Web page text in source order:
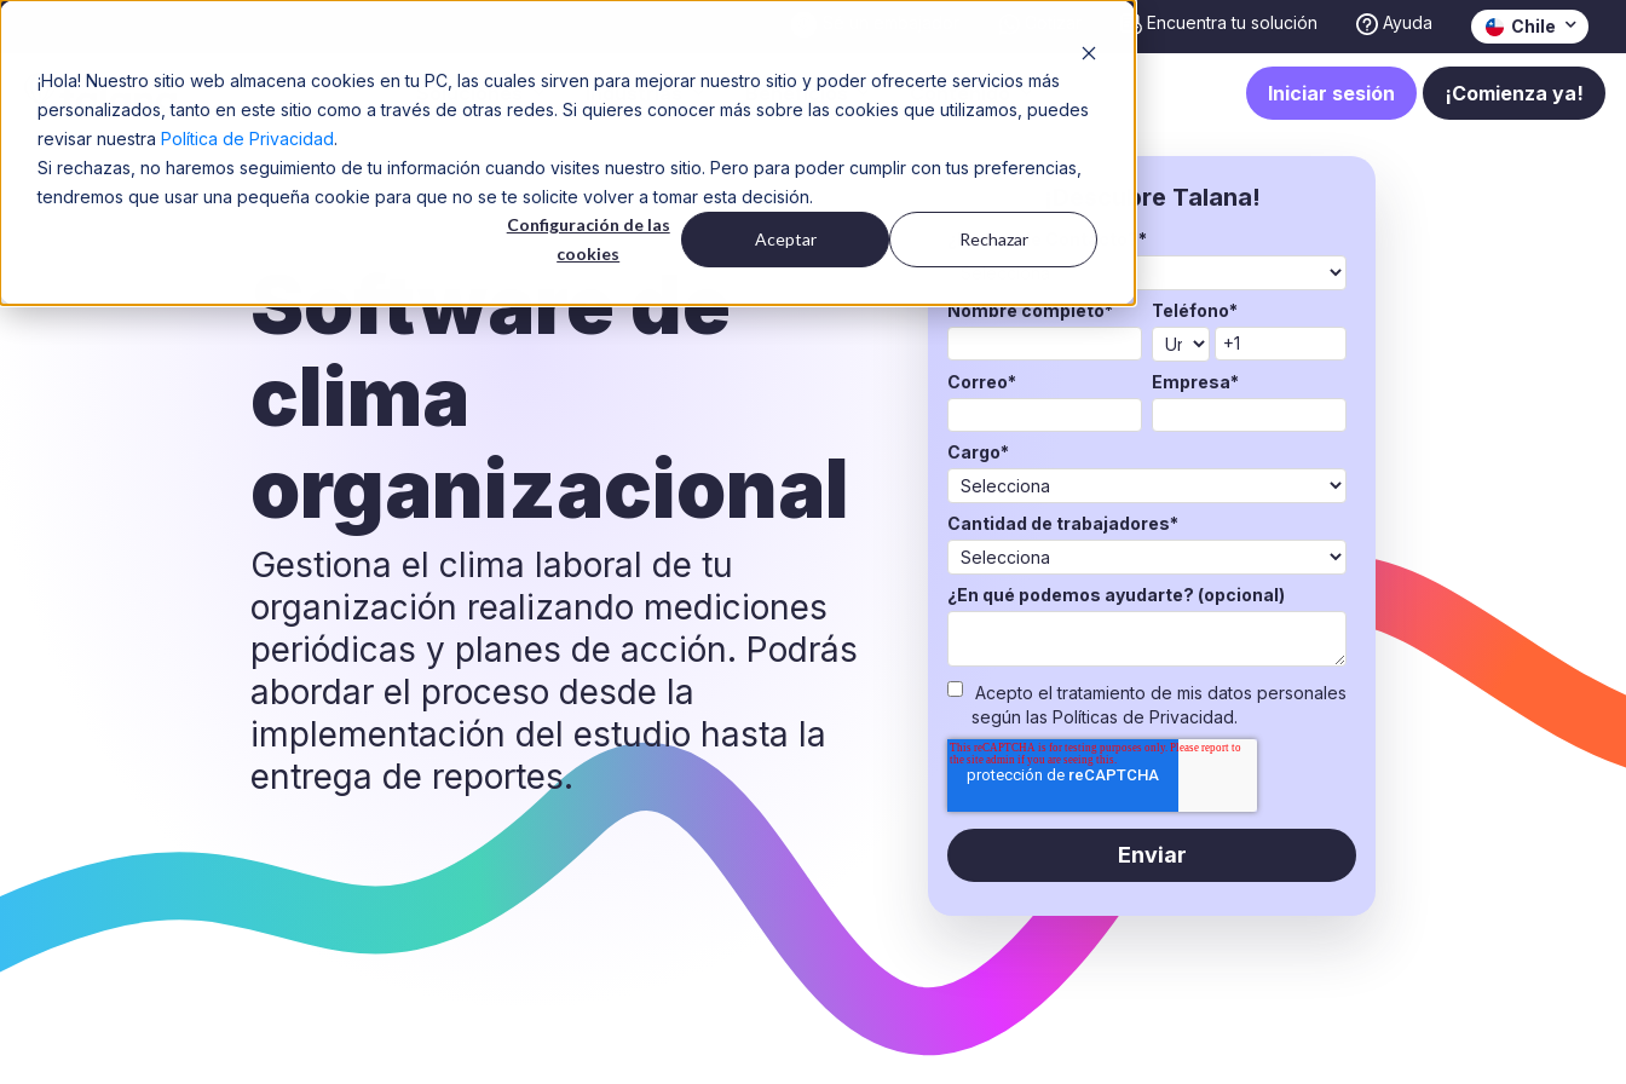
¡Hola! Nuestro sitio web almacena cookies en tu PC, las cuales sirven para mejorar nuestro sitio y poder ofrecerte servicios más
personalizados, tanto en este sitio como a través de otras redes. Si quieres conocer más sobre las cookies que utilizamos, puedes
revisar nuestra Política de Privacidad.
Si rechazas, no haremos seguimiento de tu información cuando visites nuestro sitio. Pero para poder cumplir con tus preferencias,
tendremos que usar una pequeña cookie para que no se te solicite volver a tomar esta decisión.
Configuración de las
cookies
Aceptar Rechazar
Encuentra tu solución Ayuda Chile
Soluciones Industrias Beneficios Contenido Iniciar sesión ¡Comienza ya!
Software de
clima
organizacional
Gestiona el clima laboral de tu
organización realizando mediciones
periódicas y planes de acción. Podrás
abordar el proceso desde la
implementación del estudio hasta la
entrega de reportes.
¡Descubre Talana!
¿Motivo de Contacto? *
Nombre completo* Teléfono*
Correo* Empresa*
Cargo*
Cantidad de trabajadores*
¿En qué podemos ayudarte? (opcional)
Acepto el tratamiento de mis datos personales
según las Políticas de Privacidad.